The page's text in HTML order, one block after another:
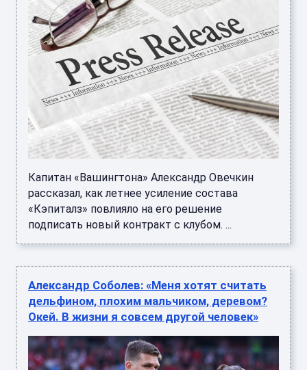
Капитан «Вашингтона» Александр Овечкин
рассказал, как летнее усиление состава
«Кэпиталз» повлияло на его решение
подписать новый контракт с клубом. ...
Александр Соболев: «Меня хотят считать
дельфином, плохим мальчиком, деревом?
Окей. В жизни я совсем другой человек»